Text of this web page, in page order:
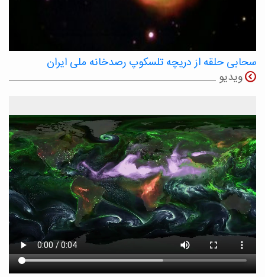
سحابی حلقه از دریچه تلسکوپ رصدخانه ملی ایران
ویدیو